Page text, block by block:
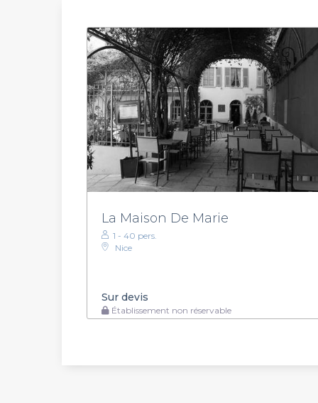
La Maison De Marie
1 - 40 pers.
Nice
Sur devis
Établissement non réservable